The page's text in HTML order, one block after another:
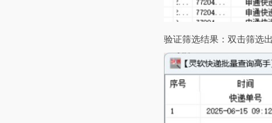
验证筛选结果‌：双击筛选